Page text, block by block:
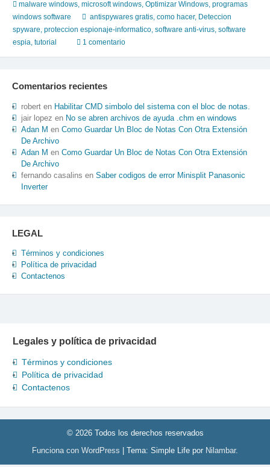
protegerse
del
spyware
malware windows, microsoft windows, Optimizar Windows, programas
windows software
antispywares gratis, como hacer, Deteccion
spyware, proteccion espionaje-informatico, software anti-virus, software
espia, tutorial 1 comentario
Comentarios recientes
roberten Habilitar CMD simbolo del sistema con el bloc de notas.
jair lopez en No se abren archivos de ayuda .chm en windows
Adan M en Como Guardar Un Bloc de Notas Con Otra Extensión
De Archivo
Adan M en Como Guardar Un Bloc de Notas Con Otra Extensión
De Archivo
fernando casalins en Saber codigos de error Minisplit Panasonic
Inverter
LEGAL
Términos y condiciones
Política de privacidad
Contactenos
Legales y política de privacidad
Términos y condiciones
Política de privacidad
Contactenos
© 2026 Todos los derechos reservados
Funciona con WordPress
Tema: Simple Life por Nilambar.